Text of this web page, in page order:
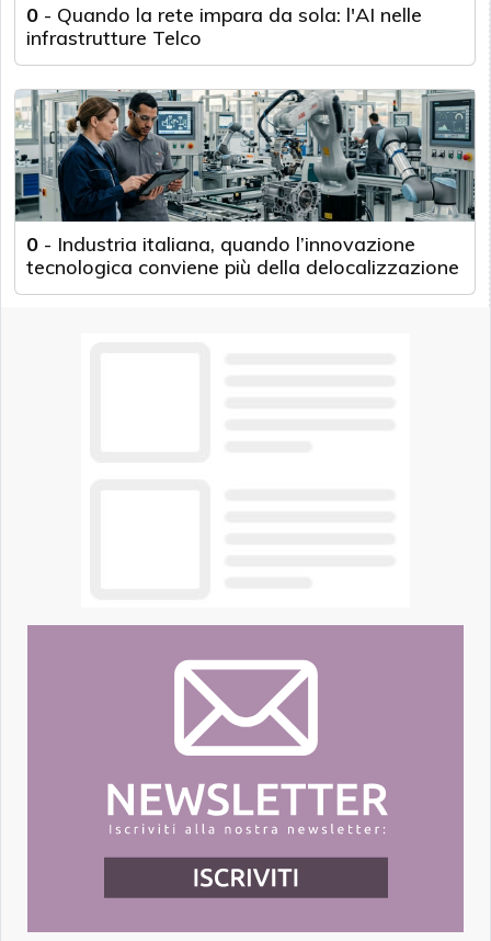
0 - Quando la rete impara da sola: l'AI nelle
infrastrutture Telco
0 - Industria italiana, quando l’innovazione
tecnologica conviene più della delocalizzazione